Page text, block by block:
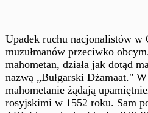
Upadek ruchu nacjonalistów w
muzułmanów przeciwko
mahometan, działa jak dotąd
nazwą „Bułgarski Dżamaat."
mahometanie żądają
rosyjskimi w 1552 roku. Sam